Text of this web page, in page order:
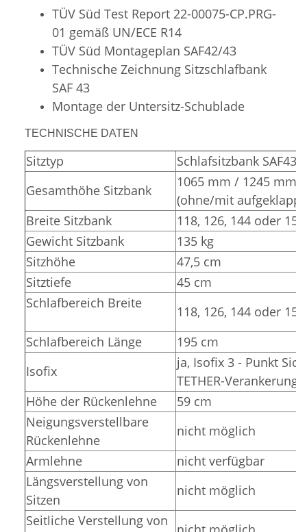
TÜV Süd Test Report 22-00075-CP.PRG-
01 gemäß UN/ECE R14
TÜV Süd Montageplan SAF42/43
Technische Zeichnung Sitzschlafbank
SAF 43
Montage der Untersitz-Schublade
TECHNISCHE DATEN
Sitztyp
Schlafsitzbank SAF43
Gesamthöhe Sitzbank
1065 mm / 1245 mm
(ohne/mit
Breite Sitzbank
118, 126, 144 oder
Gewicht Sitzbank
135 kg
Sitzhöhe
47,5 cm
Sitztiefe
45 cm
Schlafbereich Breite
118, 126, 144 oder
Schlafbereich Länge
195 cm
Isofix
ja, Isofix 3 - Punkt
TETHER-
Höhe der Rückenlehne
59 cm
Neigungsverstellbare
Rückenlehne
nicht möglich
Armlehne
nicht verfügbar
Längsverstellung von
Sitzen
nicht möglich
Seitliche Verstellung von